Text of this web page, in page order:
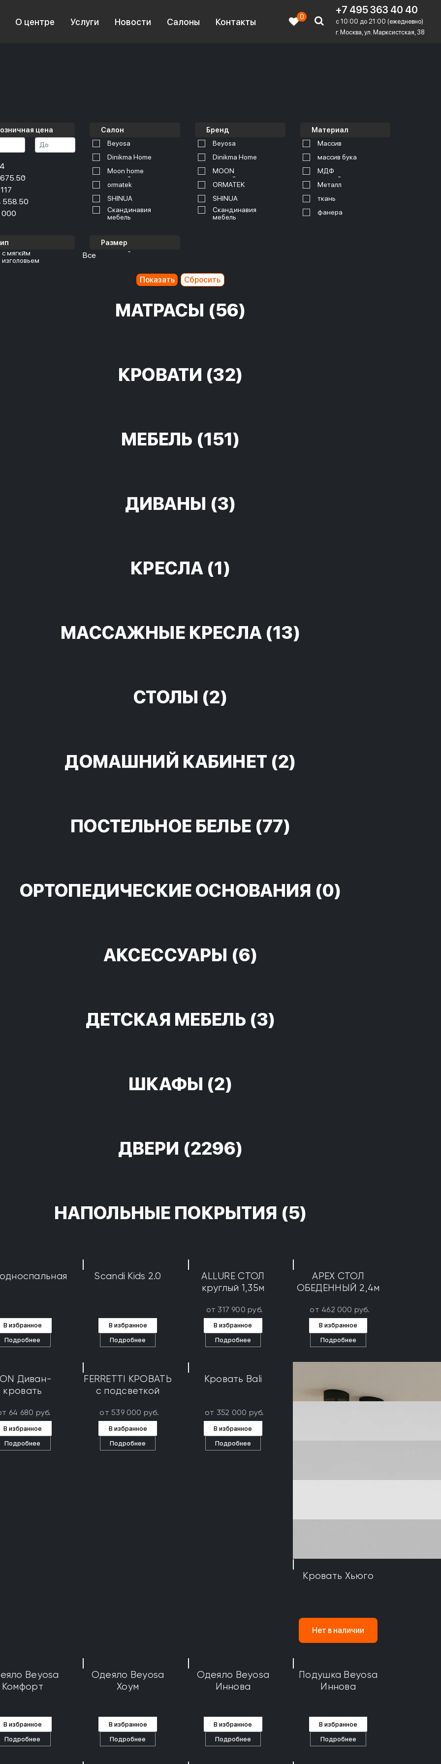
О центре Услуги Новости Салоны Контакты
0
+7 495 363 40 40
c 10:00 до 21:00 (ежедневно)
г. Москва, ул. Марксистская, 38
цена Салон
Beyosa
Dinikma Home
Moon home
ormatek
SHINUA
Скандинавия
мебель
Бренд
Beyosa
Dinikma Home
MOON
ORMATEK
SHINUA
Скандинавия
мебель
Материал
Массив
массив бука
МДФ
Металл
ткань
фанера
с мягким
изголовьем
Размер
Все
МАТРАСЫ (56)
КРОВАТИ (32)
МЕБЕЛЬ (151)
ДИВАНЫ (3)
КРЕСЛА (1)
МАССАЖНЫЕ КРЕСЛА (13)
СТОЛЫ (2)
ДОМАШНИЙ КАБИНЕТ (2)
ПОСТЕЛЬНОЕ БЕЛЬЕ (77)
ОРТОПЕДИЧЕСКИЕ ОСНОВАНИЯ (0)
АКСЕССУАРЫ (6)
ДЕТСКАЯ МЕБЕЛЬ (3)
ШКАФЫ (2)
ДВЕРИ (2296)
НАПОЛЬНЫЕ ПОКРЫТИЯ (5)
В избранное
Подробнее
Scandi Kids 2.0
В избранное
Подробнее
ALLURE СТОЛ
круглый 1,35м
от 317 900 руб.
В избранное
Подробнее
APEX СТОЛ
ОБЕДЕННЫЙ 2,4м
от 462 000 руб.
В избранное
Подробнее
Диван-
кровать
64 680 руб.
В избранное
Подробнее
FERRETTI КРОВАТЬ
с подсветкой
от 539 000 руб.
В избранное
Подробнее
Кровать Bali
от 352 000 руб.
В избранное
Подробнее
Кровать Хьюго
Нет в наличии
Beyosa
Комфорт
В избранное
Подробнее
Одеяло Beyosa
Хоум
В избранное
Подробнее
Одеяло Beyosa
Иннова
В избранное
Подробнее
Подушка Beyosa
Иннова
В избранное
Подробнее